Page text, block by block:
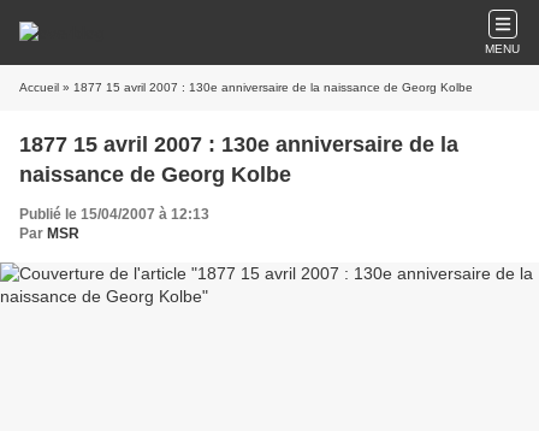
MENU
Accueil » 1877 15 avril 2007 : 130e anniversaire de la naissance de Georg Kolbe
1877 15 avril 2007 : 130e anniversaire de la
naissance de Georg Kolbe
Publié le 15/04/2007 à 12:13
Par MSR